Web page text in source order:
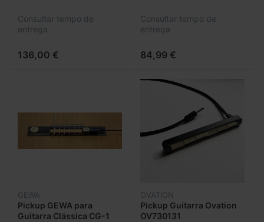
Consultar tempo de
entrega
136,00 €
Consultar tempo de
entrega
84,99 €
GEWA
Pickup GEWA para
Guitarra Clássica CG-1
OVATION
Pickup Guitarra Ovation
OV730131